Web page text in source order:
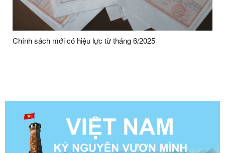
Chính sách mới có hiệu lực từ tháng 6/2025